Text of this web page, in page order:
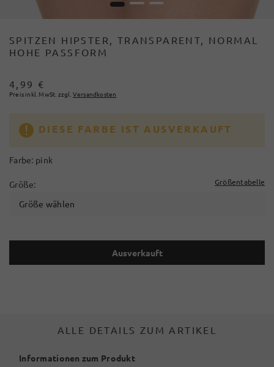
1 2 3
SPITZEN HIPSTER, TRANSPARENT, NORMAL
HOHE PASSFORM
4,99 €
Preis inkl. MwSt. zzgl. Versandkosten
DIESE FARBE IST AUSVERKAUFT
Farbe: pink
Größe: Größentabelle
Größe wählen
Ausverkauft
ALLE DETAILS ZUM ARTIKEL
Informationen zum Produkt